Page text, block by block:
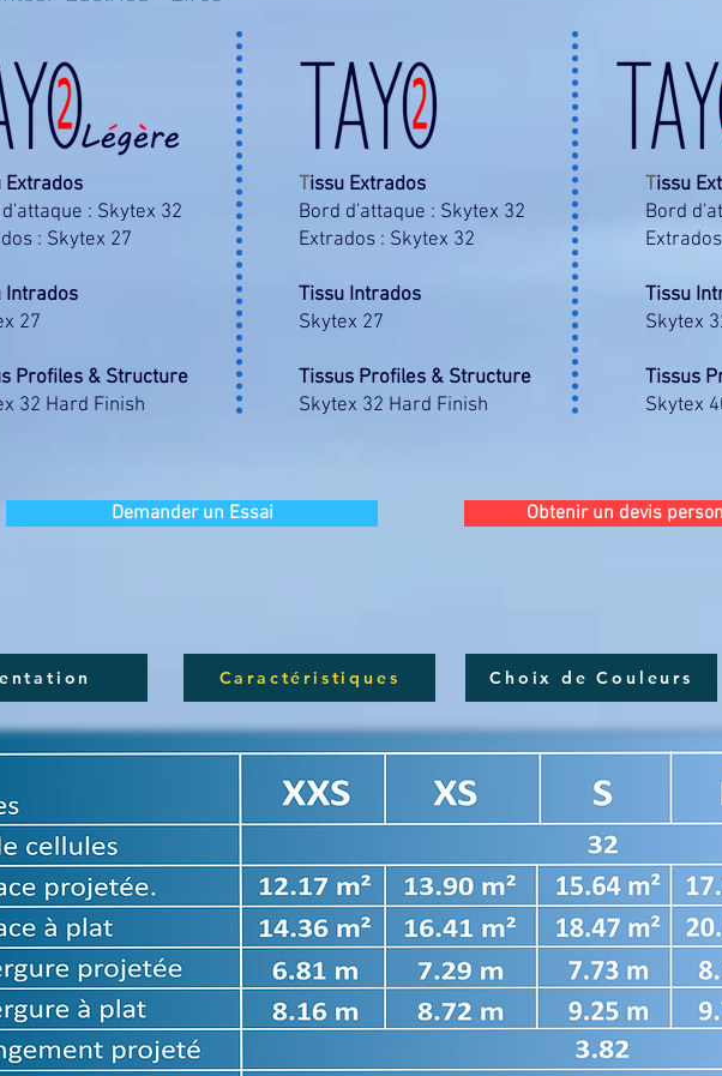
Extrados
: Skytex 32
: Skytex 27
Intrados
27
Profiles & Structure
32 Hard Finish
Tissu Extrados
Bord d'attaque : Skytex 32
Extrados : Skytex 32
Tissu Intrados
Skytex 27
Tissus Profiles & Structure
Skytex 32 Hard Finish
Tissu
Bord
Tissu
Skytex
Tissus
Skytex
Demander un Essai Obtenir un devis
Caractéristiques Choix de Couleurs